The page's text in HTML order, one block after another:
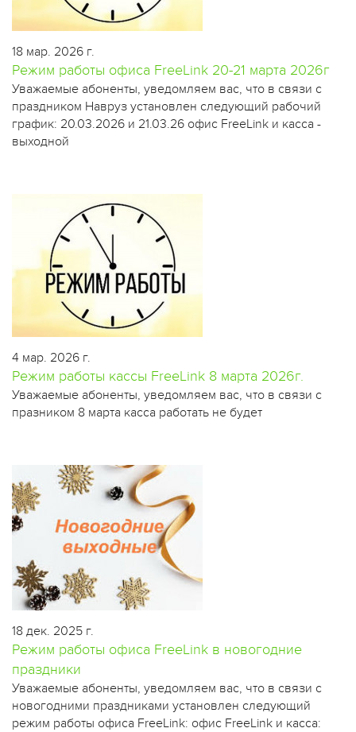
18 мар. 2026 г.
Режим работы офиса FreeLink 20-21 марта 2026г
Уважаемые абоненты, уведомляем вас, что в связи с
праздником Навруз установлен следующий рабочий
график: 20.03.2026 и 21.03.26 офис FreeLink и касса -
выходной
4 мар. 2026 г.
Режим работы кассы FreeLink 8 марта 2026г.
​Уважаемые абоненты, уведомляем вас, что в связи с
празником 8 марта касса работать не будет
18 дек. 2025 г.
Режим работы офиса FreeLink в новогодние
праздники
Уважаемые абоненты, уведомляем вас, что в связи с
новогодними праздниками установлен следующий
режим работы офиса FreeLink: офис FreeLink и касса: ​